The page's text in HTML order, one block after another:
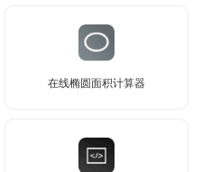
在线椭圆面积计算器